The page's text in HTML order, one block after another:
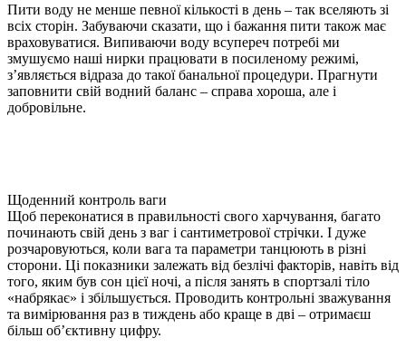
Пити воду не менше певної кількості в день – так вселяють зі
всіх сторін. Забуваючи сказати, що і бажання пити також має
враховуватися. Випиваючи воду всупереч потребі ми
змушуємо наші нирки працювати в посиленому режимі,
з’являється відраза до такої банальної процедури. Прагнути
заповнити свій водний баланс – справа хороша, але і
добровільне.
Щоденний контроль ваги
Щоб переконатися в правильності свого харчування, багато
починають свій день з ваг і сантиметрової стрічки. І дуже
розчаровуються, коли вага та параметри танцюють в різні
сторони. Ці показники залежать від безлічі факторів, навіть від
того, яким був сон цієї ночі, а після занять в спортзалі тіло
«набрякає» і збільшується. Проводить контрольні зважування
та вимірювання раз в тиждень або краще в дві – отримаєш
більш об’єктивну цифру.